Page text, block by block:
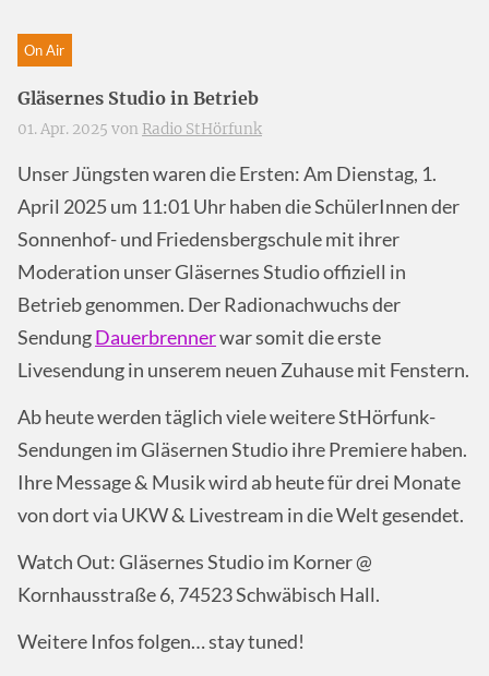
On Air
Gläsernes Studio in Betrieb
01. Apr. 2025 von Radio StHörfunk
Unser Jüngsten waren die Ersten: Am Dienstag, 1.
April 2025 um 11:01 Uhr haben die SchülerInnen der
Sonnenhof- und Friedensbergschule mit ihrer
Moderation unser Gläsernes Studio offiziell in
Betrieb genommen. Der Radionachwuchs der
SendungDauerbrennerwar somit die erste
Livesendung in unserem neuen Zuhause mit Fenstern.
Ab heute werden täglich viele weitere StHörfunk-
Sendungen im Gläsernen Studio ihre Premiere haben.
Ihre Message & Musik wird ab heute für drei Monate
von dort via UKW & Livestream in die Welt gesendet.
Watch Out: Gläsernes Studio im Korner @
Kornhausstraße 6, 74523 Schwäbisch Hall.
Weitere Infos folgen… stay tuned!